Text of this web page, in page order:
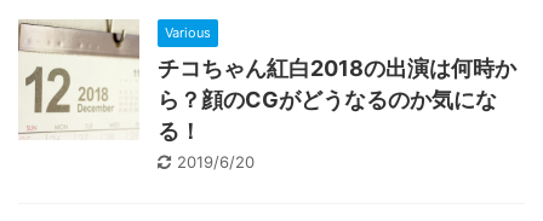
Various
チコちゃん紅白2018の出演は何時か
ら？顔のCGがどうなるのか気にな
る！
2019/6/20